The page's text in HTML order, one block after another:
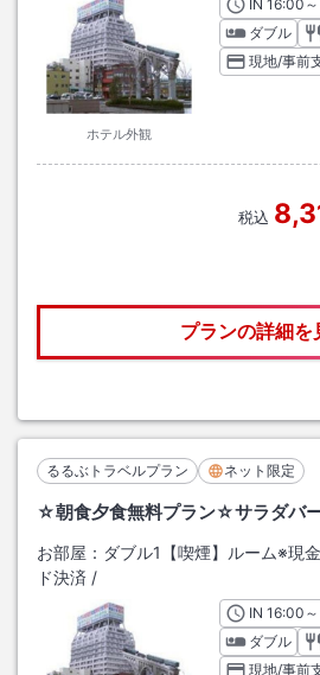
ホテル外観
INチェッ
16:00
ダブル
現地/事前
税込
プランの詳細を
るるぶトラベルプラン ネット限定
☆朝食夕食無料プラン☆サラダバ
お部屋： ダブル1【喫煙】ルーム※現
ド決済 /
INチェッ
16:00
ダブル
現地/事前